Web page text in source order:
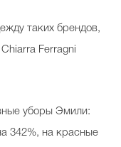
таких брендов,
Ferragni
уборы Эмили:
342%, на красные